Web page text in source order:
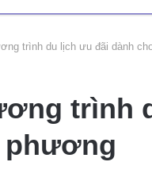
trình du lịch ưu đãi dành
trình
phương